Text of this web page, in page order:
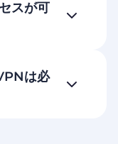
スが可
は必